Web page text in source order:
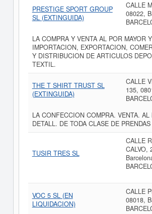
PRESTIGE SPORT GROUP
SL (EXTINGUIDA)
CALLE
08022,
LA COMPRA Y VENTA AL POR MAYOR
IMPORTACION, EXPORTACION,
Y DISTRIBUCION DE ARTICULOS
TEXTIL.
THE T SHIRT TRUST SL
(EXTINGUIDA)
CALLE
135,
LA CONFECCION COMPRA. VENTA. AL
DETALL. DE TODA CLASE DE
TUSIR TRES SL
CALLE
CALVO,
VOC 5 SL (EN
LIQUIDACION)
CALLE
08018,